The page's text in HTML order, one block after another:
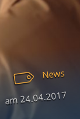
News
am24.04.2017